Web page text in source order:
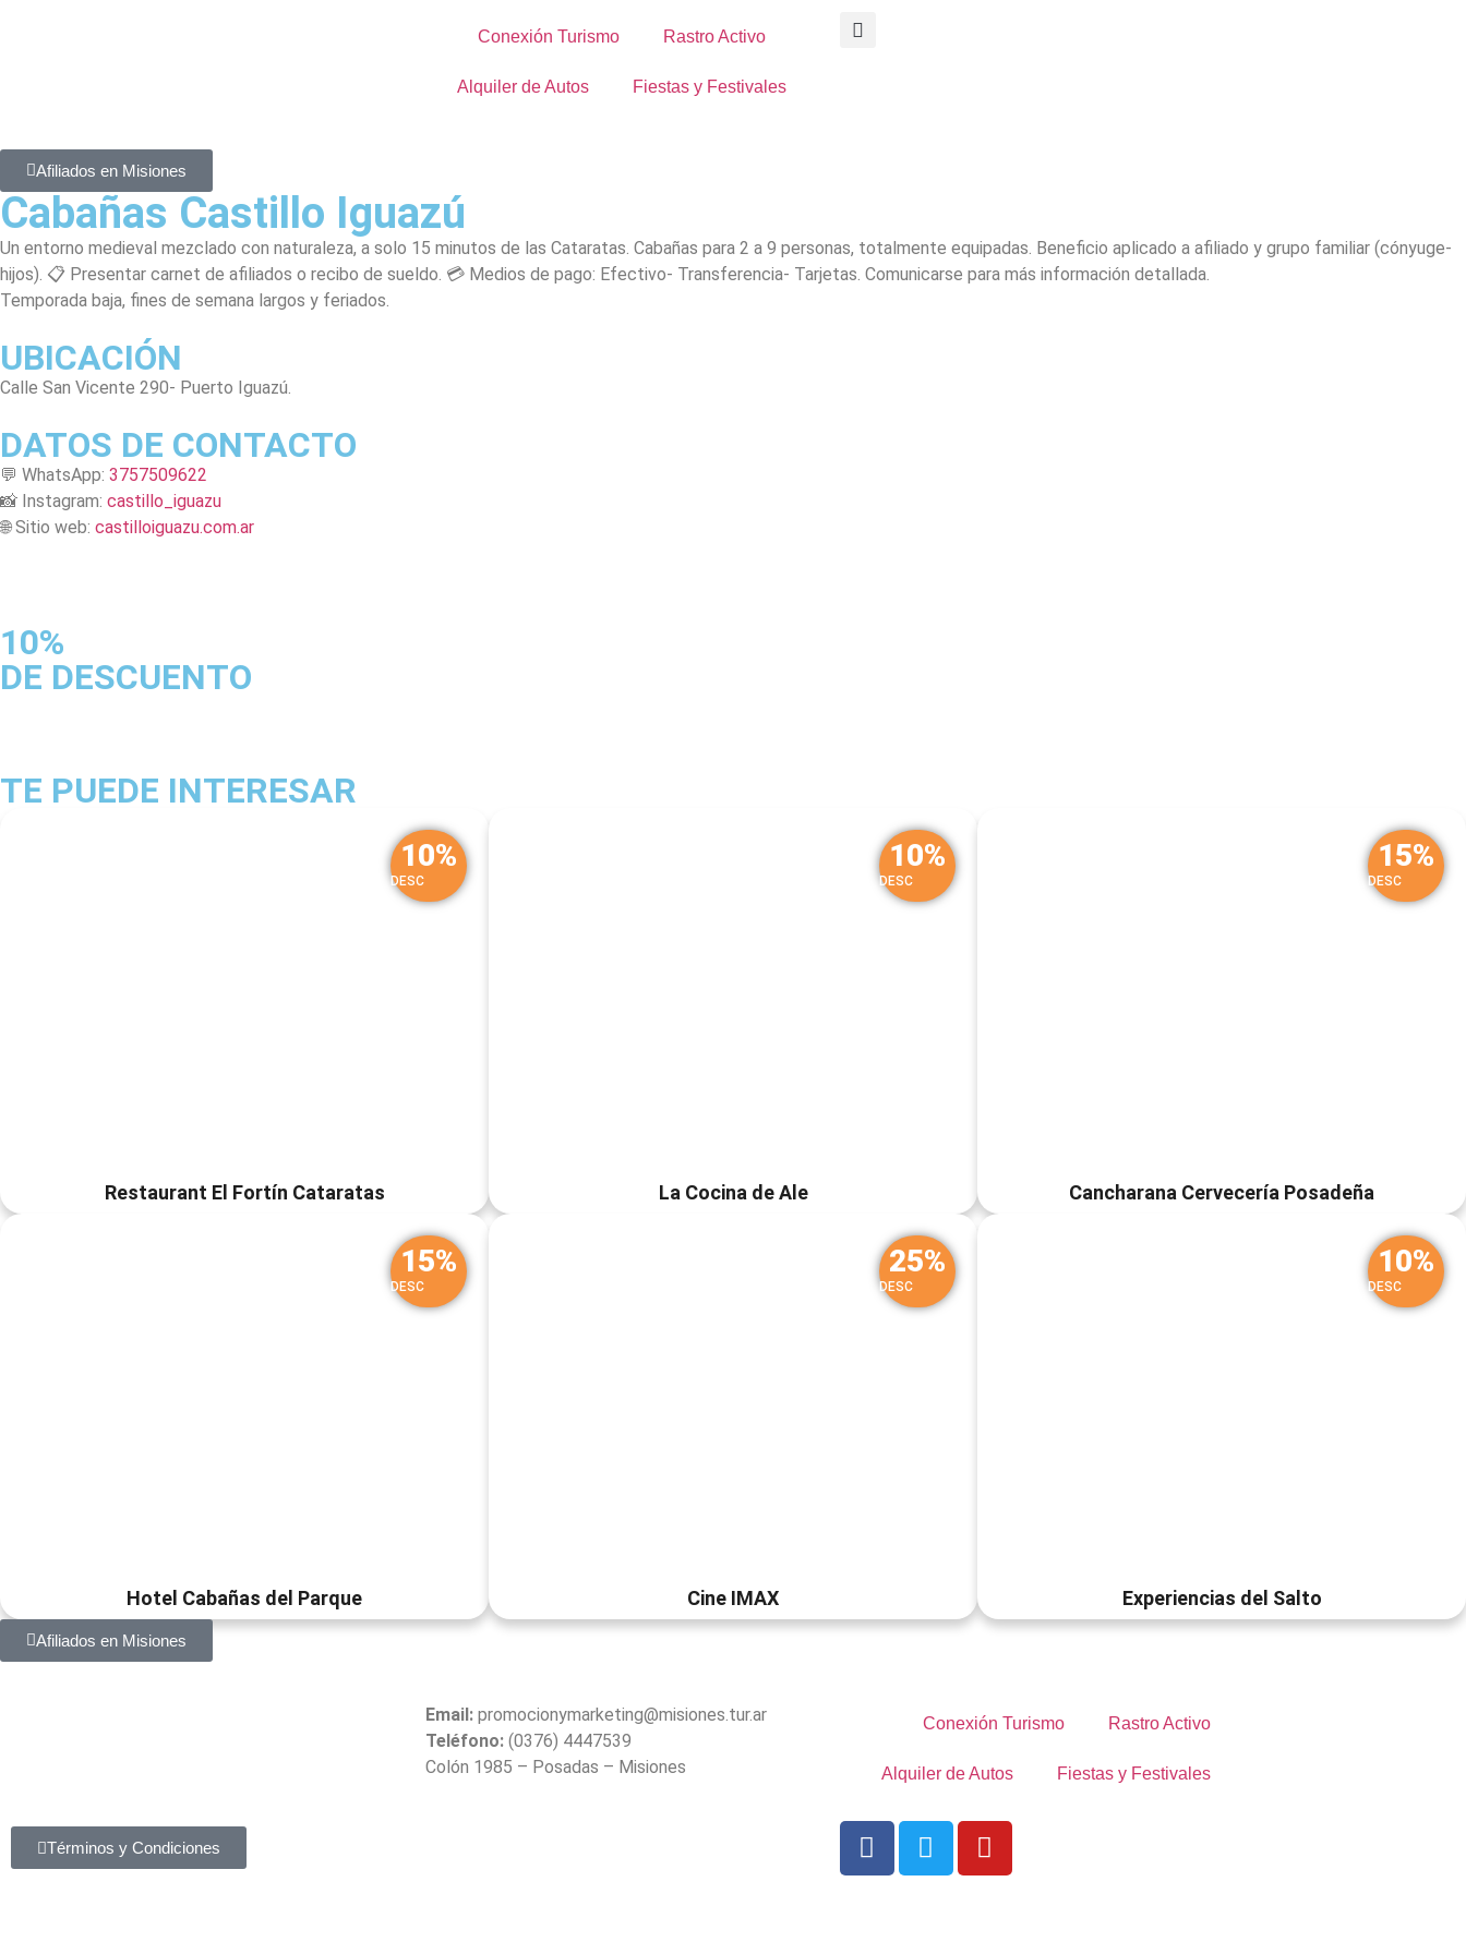
Conexión Turismo Rastro Activo
Alquiler de Autos Fiestas y Festivales
Afiliados en Misiones
Cabañas Castillo Iguazú
Un entorno medieval mezclado con naturaleza, a solo 15 minutos de las Cataratas. Cabañas para 2 a 9 personas, totalmente equipadas. Beneficio aplicado a afiliado y grupo familiar (cónyuge-
hijos). 📋 Presentar carnet de afiliados o recibo de sueldo. 💳 Medios de pago: Efectivo- Transferencia- Tarjetas. Comunicarse para más información detallada.
Temporada baja, fines de semana largos y feriados.
UBICACIÓN
Calle San Vicente 290- Puerto Iguazú.
DATOS DE CONTACTO
💬 WhatsApp: 3757509622
📸 Instagram: castillo_iguazu
🌐 Sitio web: castilloiguazu.com.ar
10%
DE DESCUENTO
TE PUEDE INTERESAR
10%
DESC
Restaurant El Fortín Cataratas
10%
DESC
La Cocina de Ale
15%
DESC
Cancharana Cervecería Posadeña
15%
DESC
Hotel Cabañas del Parque
25%
DESC
Cine IMAX
10%
DESC
Experiencias del Salto
Afiliados en Misiones
Email:promocionymarketing@misiones.tur.ar
Teléfono:(0376) 4447539
Colón 1985 – Posadas – Misiones
Conexión Turismo Rastro Activo
Alquiler de Autos Fiestas y Festivales
Términos y Condiciones